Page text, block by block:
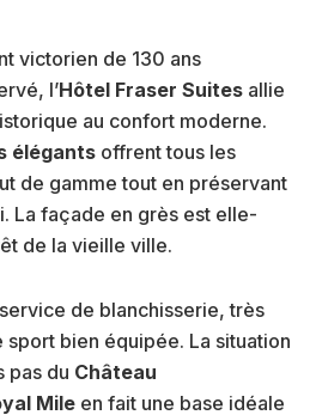
victorien de 130 ans
l’Hôtel Fraser Suites allie
au confort moderne.
élégants offrent tous les
de gamme tout en préservant
La façade en grès est elle-
de la vieille ville.
de blanchisserie, très
bien équipée. La situation
pas du Château
Mile en fait une base idéale